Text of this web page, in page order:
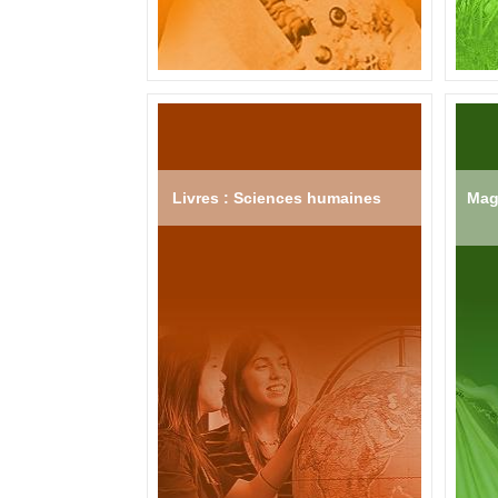
Livres : Sciences humaines